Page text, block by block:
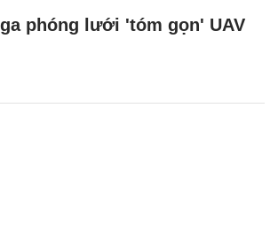
phóng lưới 'tóm gọn' UAV